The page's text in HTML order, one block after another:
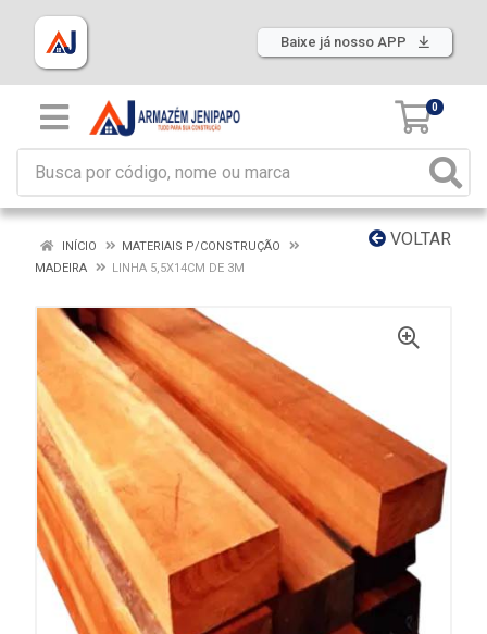
Baixe já nosso APP
0
VOLTAR
INÍCIO
MATERIAIS P/CONSTRUÇÃO
MADEIRA
LINHA 5,5X14CM DE 3M